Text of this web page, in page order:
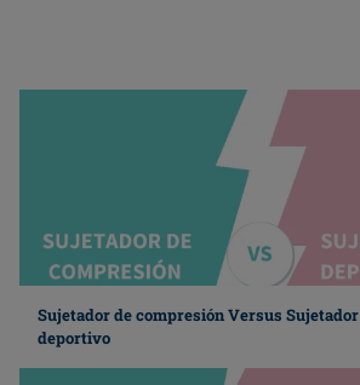
Sujetador de compresión Versus Sujetador
deportivo